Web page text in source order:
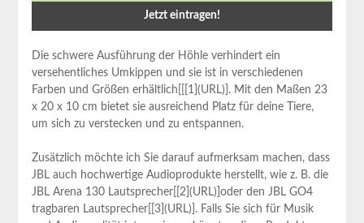
Die schwere Ausführung der Höhle verhindert ein
versehentliches Umkippen und sie ist in verschiedenen
Farben und Größen erhältlich[[[1](URL)]. Mit den Maßen 23
x 20 x 10 cm bietet sie ausreichend Platz für deine Tiere,
um sich zu verstecken und zu entspannen.
Zusätzlich möchte ich Sie darauf aufmerksam machen, dass
JBL auch hochwertige Audioprodukte herstellt, wie z. B. die
JBL Arena 130 Lautsprecher[[2](URL)]oder den JBL GO4
tragbaren Lautsprecher[[3](URL)]. Falls Sie sich für Musik